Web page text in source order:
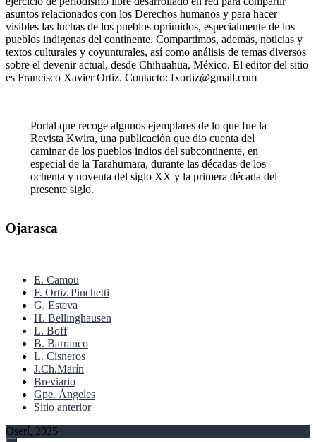
asuntos relacionados con los Derechos humanos y para hacer
visibles las luchas de los pueblos oprimidos, especialmente de los
pueblos indígenas del continente. Compartimos, además, noticias y
textos culturales y coyunturales, así como análisis de temas diversos
sobre el devenir actual, desde Chihuahua, México. El editor del sitio
es Francisco Xavier Ortiz. Contacto: fxortiz@gmail.com
Portal que recoge algunos ejemplares de lo que fue la
Revista Kwira, una publicación que dio cuenta del
caminar de los pueblos indios del subcontinente, en
especial de la Tarahumara, durante las décadas de los
ochenta y noventa del siglo XX y la primera década del
presente siglo.
Ojarasca
E. Camou
F. Ortiz Pinchetti
G. Esteva
H. Bellinghausen
L. Boff
B. Barranco
L. Cisneros
J.Ch.Marín
Breviario
Gpe. Ángeles
Sitio anterior
Oserí, 2025